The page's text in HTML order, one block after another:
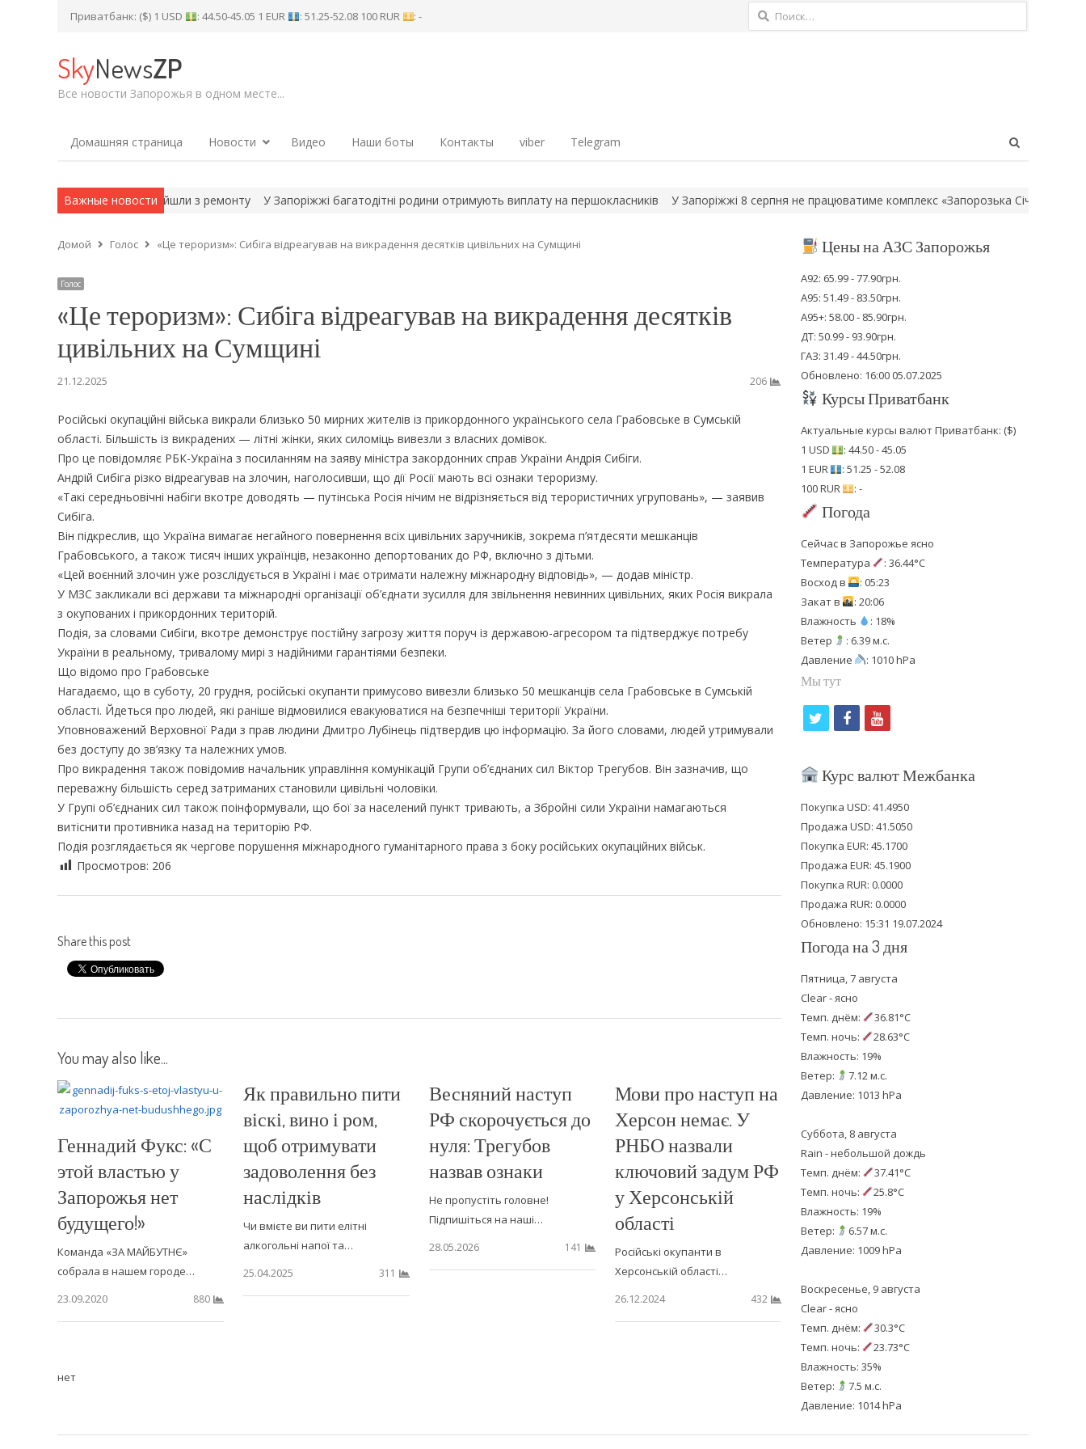
Приватбанк: ($) 1 USD : 44.50-45.05 1 EUR : 51.25-52.08 100 RUR : - Найти:
SkyNewsZP
Все новости Запорожья в одном месте...
Домашняя страница Новости Видео Наши боты Контакты viber Telegram
Важные новости
АЕС уже вийшли з ремонту У Запоріжжі багатодітні родини отримують виплату на першокласників У Запоріжжі 8 серпня не працюватиме комплекс «Запорозька Січ» Удар по
Домой Голос «Це тероризм»: Сибіга відреагував на викрадення десятків цивільних на Сумщині
Голос
«Це тероризм»: Сибіга відреагував на викрадення десятків
цивільних на Сумщині
21.12.2025 206
Російські окупаційні війська викрали близько 50 мирних жителів із прикордонного українського села Грабовське в Сумській
області. Більшість із викрадених — літні жінки, яких силоміць вивезли з власних домівок.
Про це повідомляє РБК-Україна з посиланням на заяву міністра закордонних справ України Андрія Сибіги.
Андрій Сибіга різко відреагував на злочин, наголосивши, що дії Росії мають всі ознаки тероризму.
«Такі середньовічні набіги вкотре доводять — путінська Росія нічим не відрізняється від терористичних угруповань», — заявив
Сибіга.
Він підкреслив, що Україна вимагає негайного повернення всіх цивільних заручників, зокрема п’ятдесяти мешканців
Грабовського, а також тисяч інших українців, незаконно депортованих до РФ, включно з дітьми.
«Цей воєнний злочин уже розслідується в Україні і має отримати належну міжнародну відповідь», — додав міністр.
У МЗС закликали всі держави та міжнародні організації об’єднати зусилля для звільнення невинних цивільних, яких Росія викрала
з окупованих і прикордонних територій.
Подія, за словами Сибіги, вкотре демонструє постійну загрозу життя поруч із державою-агресором та підтверджує потребу
України в реальному, тривалому мирі з надійними гарантіями безпеки.
Що відомо про Грабовське
Нагадаємо, що в суботу, 20 грудня, російські окупанти примусово вивезли близько 50 мешканців села Грабовське в Сумській
області. Йдеться про людей, які раніше відмовилися евакуюватися на безпечніші території України.
Уповноважений Верховної Ради з прав людини Дмитро Лубінець підтвердив цю інформацію. За його словами, людей утримували
без доступу до зв’язку та належних умов.
Про викрадення також повідомив начальник управління комунікацій Групи об’єднаних сил Віктор Трегубов. Він зазначив, що
переважну більшість серед затриманих становили цивільні чоловіки.
У Групі об’єднаних сил також поінформували, що бої за населений пункт тривають, а Збройні сили України намагаються
витіснити противника назад на територію РФ.
Подія розглядається як чергове порушення міжнародного гуманітарного права з боку російських окупаційних військ.
Просмотров: 206
Share this post
You may also like...
Геннадий Фукс: «С
этой властью у
Запорожья нет
будущего!»
Команда «ЗА МАЙБУТНЄ»
собрала в нашем городе…
23.09.2020
880
Як правильно пити
віскі, вино і ром,
щоб отримувати
задоволення без
наслідків
Чи вмієте ви пити елітні
алкогольні напої та…
25.04.2025
311
Весняний наступ
РФ скорочується до
нуля: Трегубов
назвав ознаки
Не пропустіть головне!
Підпишіться на наші…
28.05.2026
141
Мови про наступ на
Херсон немає. У
РНБО назвали
ключовий задум РФ
у Херсонській
області
Російські окупанти в
Херсонській області…
26.12.2024
432
нет
Цены на АЗС Запорожья
А92: 65.99 - 77.90грн.
А95: 51.49 - 83.50грн.
А95+: 58.00 - 85.90грн.
ДТ: 50.99 - 93.90грн.
ГАЗ: 31.49 - 44.50грн.
Обновлено: 16:00 05.07.2025
Курсы Приватбанк
Актуальные курсы валют Приватбанк: ($)
1 USD
: 44.50 - 45.05
1 EUR
: 51.25 - 52.08
100 RUR
: -
Погода
Сейчас в Запорожье ясно
Температура
: 36.44°C
Восход в
: 05:23
Закат в
: 20:06
Влажность
: 18%
Ветер
: 6.39 м.с.
Давление
: 1010 hPa
Мы тут
i
t
e
r
f
c
b
o
o
k
y
u
u
b
e
Курс валют Межбанка
Покупка USD: 41.4950
Продажа USD: 41.5050
Покупка EUR: 45.1700
Продажа EUR: 45.1900
Покупка RUR: 0.0000
Продажа RUR: 0.0000
Обновлено: 15:31 19.07.2024
Погода на 3 дня
Пятница, 7 августа
Clear - ясно
Темп. днём:
36.81°C
Темп. ночь:
28.63°C
Влажность: 19%
Ветер:
7.12 м.с.
Давление: 1013 hPa
Суббота, 8 августа
Rain - небольшой дождь
Темп. днём:
37.41°C
Темп. ночь:
25.8°C
Влажность: 19%
Ветер:
6.57 м.с.
Давление: 1009 hPa
Воскресенье, 9 августа
Clear - ясно
Темп. днём:
30.3°C
Темп. ночь:
23.73°C
Влажность: 35%
Ветер:
7.5 м.с.
Давление: 1014 hPa